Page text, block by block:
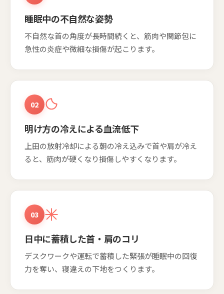
睡眠中の不自然な姿勢
不自然な首の角度が長時間続くと、筋肉や関節包に
急性の炎症や微細な損傷が起こります。
02
明け方の冷えによる血流低下
上田の放射冷却による朝の冷え込みで首や肩が冷え
ると、筋肉が硬くなり損傷しやすくなります。
03
日中に蓄積した首・肩のコリ
デスクワークや運転で蓄積した緊張が睡眠中の回復
力を奪い、寝違えの下地をつくります。